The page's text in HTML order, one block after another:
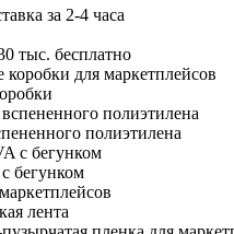
за 2-4 часа
тыс. бесплатно
полиэтилена
бегунком
лента